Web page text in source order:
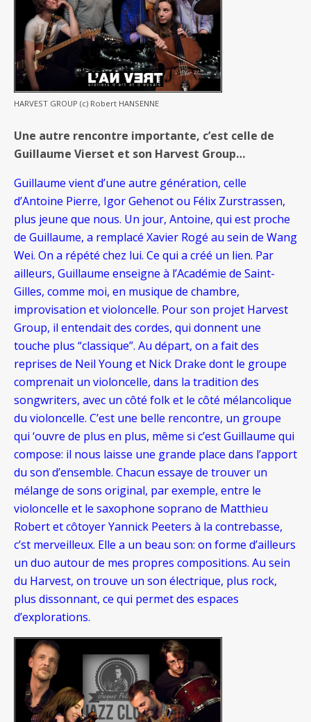
HARVEST GROUP (c) Robert HANSENNE
Une autre rencontre importante, c’est celle de
Guillaume Vierset et son Harvest Group…
Guillaume vient d’une autre génération, celle
d’Antoine Pierre, Igor Gehenot ou Félix Zurstrassen,
plus jeune que nous. Un jour, Antoine, qui est proche
de Guillaume, a remplacé Xavier Rogé au sein de Wang
Wei. On a répété chez lui. Ce qui a créé un lien. Par
ailleurs, Guillaume enseigne à l’Académie de Saint-
Gilles, comme moi, en musique de chambre,
improvisation et violoncelle. Pour son projet Harvest
Group, il entendait des cordes, qui donnent une
touche plus “classique”. Au départ, on a fait des
reprises de Neil Young et Nick Drake dont le groupe
comprenait un violoncelle, dans la tradition des
songwriters, avec un côté folk et le côté mélancolique
du violoncelle. C’est une belle rencontre, un groupe
qui ‘ouvre de plus en plus, même si c’est Guillaume qui
compose: il nous laisse une grande place dans l’apport
du son d’ensemble. Chacun essaye de trouver un
mélange de sons original, par exemple, entre le
violoncelle et le saxophone soprano de Matthieu
Robert et côtoyer Yannick Peeters à la contrebasse,
c’st merveilleux. Elle a un beau son: on forme d’ailleurs
un duo autour de mes propres compositions. Au sein
du Harvest, on trouve un son électrique, plus rock,
plus dissonnant, ce qui permet des espaces
d’explorations.